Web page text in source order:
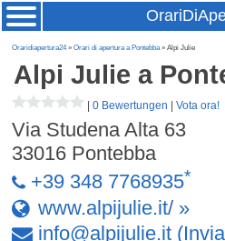
Oraridiapertura24»Orari di apertura a Pontebba» Alpi Julie
Alpi Julie a
|0 Bewertungen |Vota ora!
Via Studena Alta 63
33016 Pontebba
+39 348 7768935*
www.alpijulie.it/ »
info@alpijulie.it